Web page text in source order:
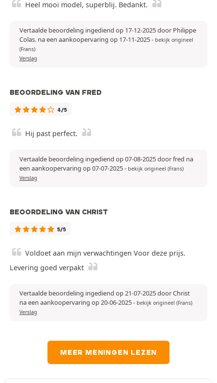
Heel mooi model, superblij. Bedankt.
Vertaalde beoordeling ingediend op 17-12-2025 door Philippe
Colas. na een aankoopervaring op 17-11-2025- bekijk origineel
(Frans)
Verslag
BEOORDELING VAN FRED
4/5
Hij past perfect.
Vertaalde beoordeling ingediend op 07-08-2025 door fred na
een aankoopervaring op 07-07-2025- bekijk origineel (Frans)
Verslag
BEOORDELING VAN CHRIST
5/5
Voldoet aan mijn verwachtingen Voor deze prijs.
Levering goed verpakt
Vertaalde beoordeling ingediend op 21-07-2025 door Christ
na een aankoopervaring op 20-06-2025- bekijk origineel (Frans)
Verslag
MEER MENINGEN LEZEN